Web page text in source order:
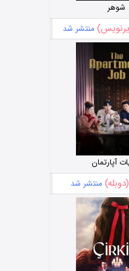
شوهر
منتشر شد
آپارتمان
منتشر شد